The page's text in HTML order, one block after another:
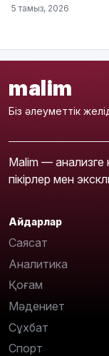
5 тамыз, 2026
malim
Біз әлеуметтік
Malim — анализге
пікірлер мен
Айдарлар
Саясат
Аналитика
Қоғам
Мәдениет
Сұхбат
Спорт